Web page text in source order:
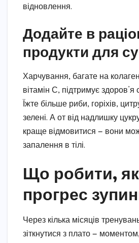
відновлення.
Додайте в
продукти для
Харчування, багате на
вітамін С, підтримує здоров’я
Їжте більше риби, горіхів,
зелені. А от від надлишку
краще відмовитися — вони
запалення в тілі.
Що робити,
прогрес
Через кілька місяців
зіткнутися з плато —